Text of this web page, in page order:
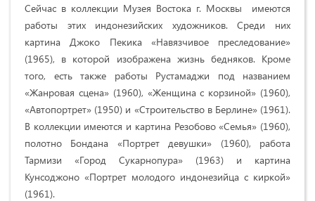
Сейчас в коллекции Музея Востока г. Москвы имеются
работы этих индонезийских художников. Среди них
картина Джоко Пекика «Навязчивое преследование»
(1965), в которой изображена жизнь бедняков. Кроме
того, есть также работы Рустамаджи под названием
«Жанровая сцена»(1960), «Женщина с корзиной» (1960),
«Автопортрет» (1950) и «Строительство в Берлине»(1961).
В коллекции имеются и картина Резобово«Семья» (1960),
полотно Бондана «Портрет девушки» (1960), работа
Тармизи «Город Сукарнопура» (1963) и картина
Кунсоджоно «Портрет молодого индонезийца с киркой»
(1961).